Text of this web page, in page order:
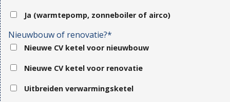
Ja (warmtepomp, zonneboiler of airco)
Nieuwbouw of renovatie?*
Nieuwe CV ketel voor nieuwbouw
Nieuwe CV ketel voor renovatie
Uitbreiden verwarmingsketel